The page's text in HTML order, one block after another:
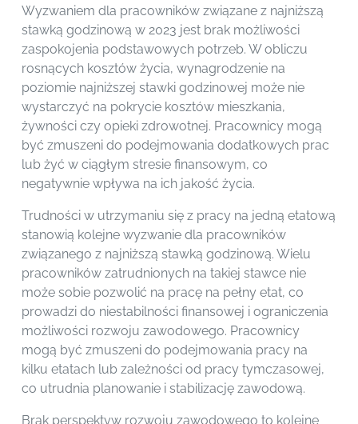
Wyzwaniem dla pracowników związane z najniższą
stawką godzinową w 2023 jest brak możliwości
zaspokojenia podstawowych potrzeb. W obliczu
rosnących kosztów życia, wynagrodzenie na
poziomie najniższej stawki godzinowej może nie
wystarczyć na pokrycie kosztów mieszkania,
żywności czy opieki zdrowotnej. Pracownicy mogą
być zmuszeni do podejmowania dodatkowych prac
lub żyć w ciągłym stresie finansowym, co
negatywnie wpływa na ich jakość życia.
Trudności w utrzymaniu się z pracy na jedną etatową
stanowią kolejne wyzwanie dla pracowników
związanego z najniższą stawką godzinową. Wielu
pracowników zatrudnionych na takiej stawce nie
może sobie pozwolić na pracę na pełny etat, co
prowadzi do niestabilności finansowej i ograniczenia
możliwości rozwoju zawodowego. Pracownicy
mogą być zmuszeni do podejmowania pracy na
kilku etatach lub zależności od pracy tymczasowej,
co utrudnia planowanie i stabilizację zawodową.
Brak perspektyw rozwoju zawodowego to kolejne